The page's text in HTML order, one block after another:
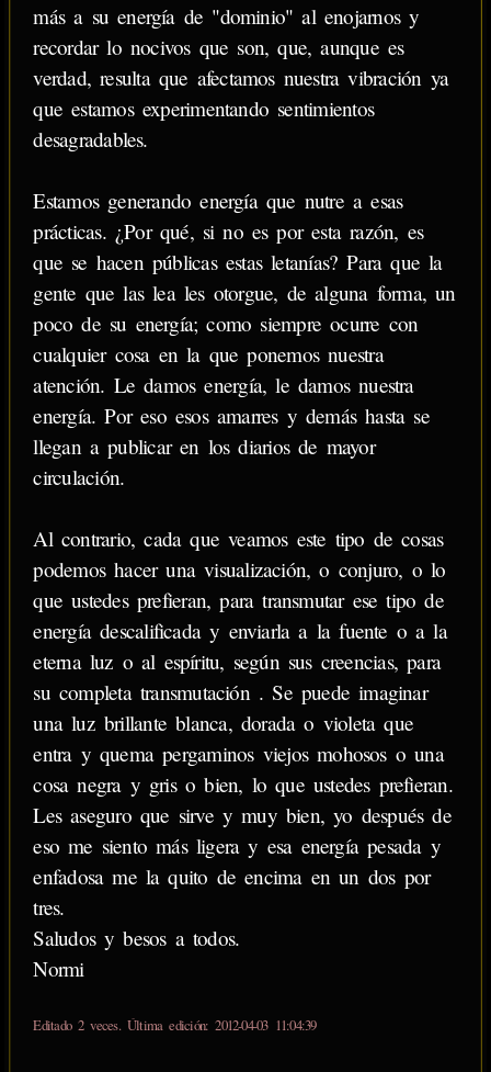
más a su energía de "dominio" al enojarnos y
recordar lo nocivos que son, que, aunque es
verdad, resulta que afectamos nuestra vibración ya
que estamos experimentando sentimientos
desagradables.
Estamos generando energía que nutre a esas
prácticas. ¿Por qué, si no es por esta razón, es
que se hacen públicas estas letanías? Para que la
gente que las lea les otorgue, de alguna forma, un
poco de su energía; como siempre ocurre con
cualquier cosa en la que ponemos nuestra
atención. Le damos energía, le damos nuestra
energía. Por eso esos amarres y demás hasta se
llegan a publicar en los diarios de mayor
circulación.
Al contrario, cada que veamos este tipo de cosas
podemos hacer una visualización, o conjuro, o lo
que ustedes prefieran, para transmutar ese tipo de
energía descalificada y enviarla a la fuente o a la
eterna luz o al espíritu, según sus creencias, para
su completa transmutación . Se puede imaginar
una luz brillante blanca, dorada o violeta que
entra y quema pergaminos viejos mohosos o una
cosa negra y gris o bien, lo que ustedes prefieran.
Les aseguro que sirve y muy bien, yo después de
eso me siento más ligera y esa energía pesada y
enfadosa me la quito de encima en un dos por
tres.
Saludos y besos a todos.
Normi
Editado 2 veces. Última edición: 2012-04-03 11:04:39